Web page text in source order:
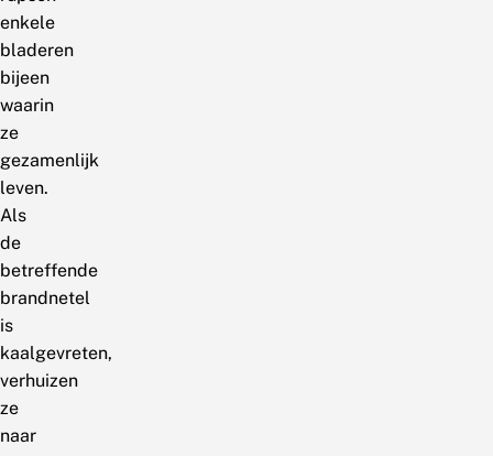
enkele
bladeren
bijeen
waarin
ze
gezamenlijk
leven.
Als
de
betreffende
brandnetel
is
kaalgevreten,
verhuizen
ze
naar